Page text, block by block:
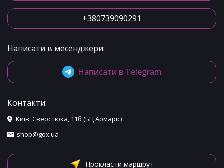
+380739090291
Написати в месенджери:
Написати в Telegram
Контакти:
Київ, Сверстюка, 11б (БЦ Армаріс)
shop@gox.ua
Прокласти маршрут